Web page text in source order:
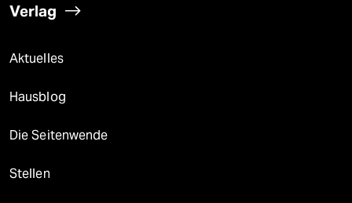
Verlag
Aktuelles
Hausblog
Die Seitenwende
Stellen